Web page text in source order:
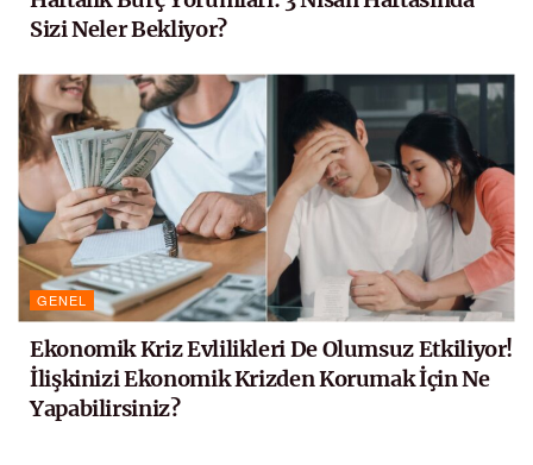
Sizi Neler Bekliyor?
GENEL
Ekonomik Kriz Evlilikleri De Olumsuz Etkiliyor!
İlişkinizi Ekonomik Krizden Korumak İçin Ne
Yapabilirsiniz?